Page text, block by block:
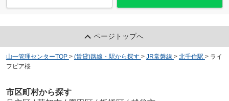
ページトップへ
山一管理センターTOP > (賃貸)路線・駅から探す > JR常磐線 > 北千住駅 > ライ
フピア桜
市区町村から探す